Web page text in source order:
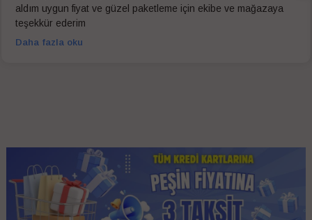
aldım uygun fiyat ve güzel paketleme için ekibe ve mağazaya
teşekkür ederim
Daha fazla oku